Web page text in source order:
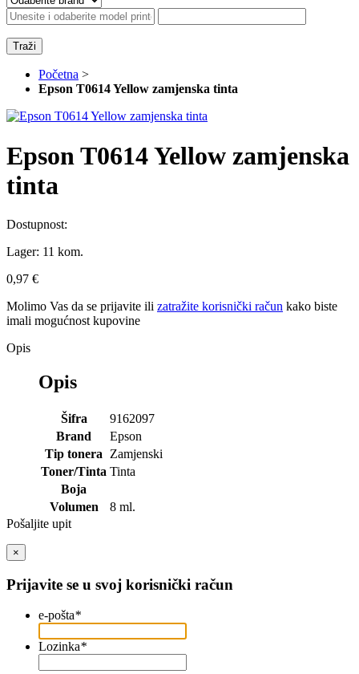
Traži
Početna >
Epson T0614 Yellow zamjenska tinta
Epson T0614 Yellow zamjenska
tinta
Dostupnost:
Lager: 11 kom.
0,97 €
Molimo Vas da se prijavite ili zatražite korisnički račun kako biste
imali mogućnost kupovine
Opis
Opis
Šifra
9162097
Brand
Epson
Tip tonera
Zamjenski
Toner/Tinta Tinta
Boja
Volumen
8 ml.
Pošaljite upit
×
Prijavite se u svoj korisnički račun
e-pošta*
Lozinka*